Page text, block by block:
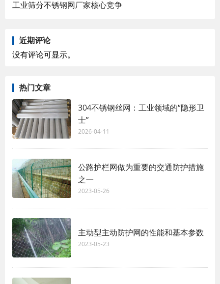
工业筛分不锈钢网厂家核心竞争
近期评论
没有评论可显示。
热门文章
304不锈钢丝网：工业领域的“隐形卫
士”
2026-04-11
公路护栏网做为重要的交通防护措施
之一
2023-05-26
主动型主动防护网的性能和基本参数
2023-05-23